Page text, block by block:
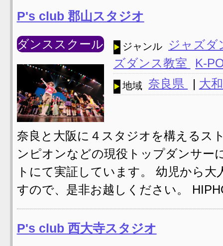
P's club 郡山スタジオ
ダンススクール ジャンル
ジャズ
ズダンス教室
K-
地域 奈良県 | 大
奈良と大阪に４スタジオを構えるス
ンピオンなどの現役トップダンサー
トにて実証しています。 幼児から
すので、是非お越しください。
P's club 西大寺スタジオ